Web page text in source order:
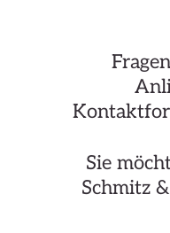
Sie
Schmitz